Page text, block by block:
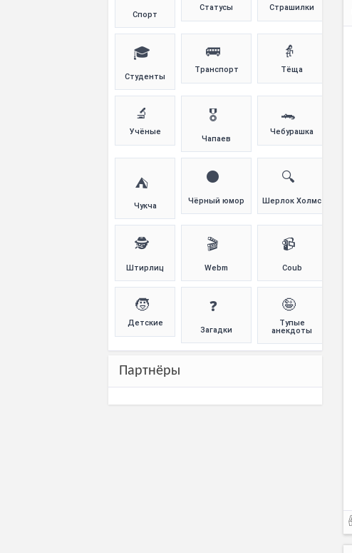
Спорт
Статусы Страшилки
🎓
Студенты
🚌
Транспорт
👵
Тёща
🔬
Учёные
🎖️
Чапаев
🐊
Чебурашка
⛺
Чукча
⚫
Чёрный юмор
🔍
Шерлок Холмс
🕵️
Штирлиц
🎬
Webm
📹
Coub
🧒
Детские
❓
Загадки
🤪
Тупые
анекдоты
Партнёры